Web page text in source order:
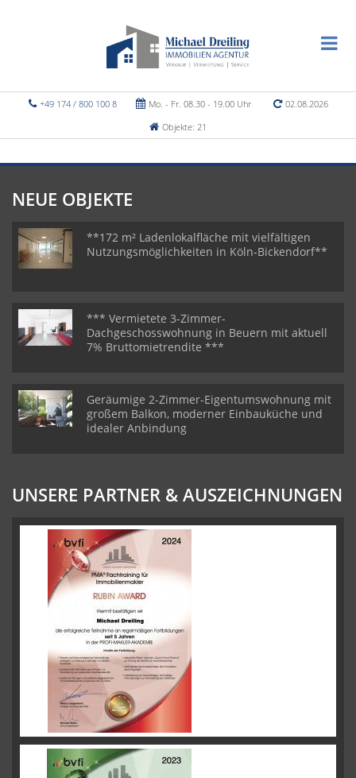
+49 174 / 800 100 8 Mo. - Fr. 08.30 - 19.00 Uhr
02.08.2026
Objekte: 21
NEUE OBJEKTE
**172 m² Ladenlokalfläche mit vielfältigen
Nutzungsmöglichkeiten in Köln-Bickendorf**
*** Vermietete 3-Zimmer-
Dachgeschosswohnung in Beuern mit aktuell
7% Bruttomietrendite ***
Geräumige 2-Zimmer-Eigentumswohnung mit
großem Balkon, moderner Einbauküche und
idealer Anbindung
UNSERE PARTNER & AUSZEICHNUNGEN